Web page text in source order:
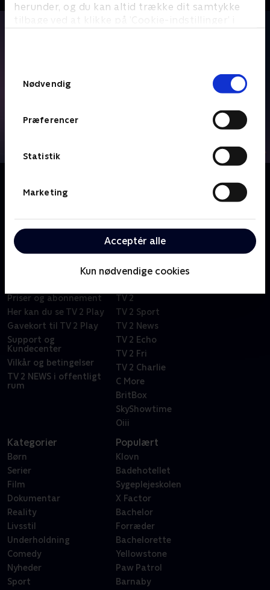
herunder, og du kan altid trække dit samtykke
tilbage ved at klikke på ’Cookie-indstillinger’ i
Nødvendig
Præferencer
Statistik
Marketing
Acceptér alle
Kun nødvendige cookies
Se alle højdepunkter fra den prestigefyldte serie
Priser og abonnement
Her kan du se TV 2 Play
Gavekort til TV 2 Play
Support og
Kundecenter
Vilkår og betingelser
TV 2 NEWS i offentligt
rum
TV 2
TV 2 Sport
TV 2 News
TV 2 Echo
TV 2 Fri
TV 2 Charlie
C More
BritBox
SkyShowtime
Oiii
Kategorier
Børn
Serier
Film
Dokumentar
Reality
Livsstil
Underholdning
Comedy
Nyheder
Sport
Populært
Klovn
Badehotellet
Sygeplejeskolen
X Factor
Bachelor
Forræder
Bachelorette
Yellowstone
Paw Patrol
Barnaby